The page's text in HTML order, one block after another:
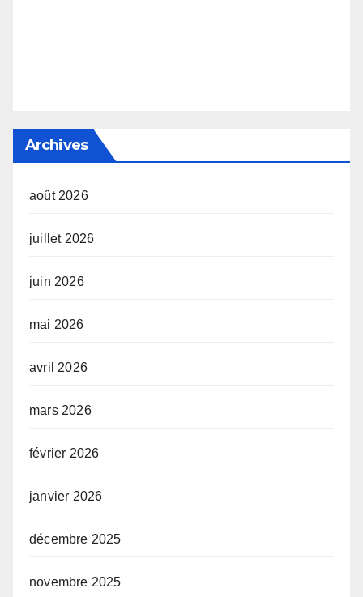
Archives
août 2026
juillet 2026
juin 2026
mai 2026
avril 2026
mars 2026
février 2026
janvier 2026
décembre 2025
novembre 2025